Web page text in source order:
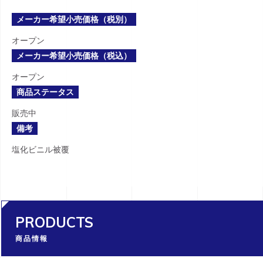
PRODUCTS
商品情報
メーカー希望小売価格（税別）
オープン
メーカー希望小売価格（税込）
オープン
商品ステータス
販売中
備考
塩化ビニル被覆